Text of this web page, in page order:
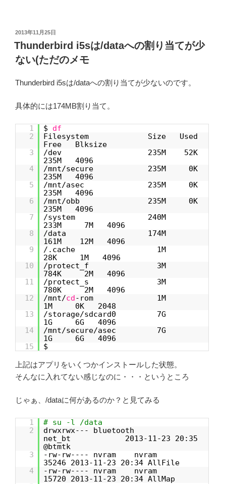
投
稿
日:
2013年11月25日
Thunderbird i5sは/dataへの割り当てが少
ない(ただのメモ
Thunderbird i5sは/dataへの割り当てが少ないのです。
具体的には174MB割り当て。
1 $ df
2
Filesystem Size Used
Free Blksize
3
/dev 235M 52K
235M 4096
4
/mnt/secure 235M 0K
235M 4096
5
/mnt/asec 235M 0K
235M 4096
6
/mnt/obb 235M 0K
235M 4096
7
/system 240M
233M 7M 4096
8
/data 174M
161M 12M 4096
9
/.cache 1M
28K 1M 4096
10
/protect_f 3M
784K 2M 4096
11
/protect_s 3M
780K 2M 4096
12
/mnt/cd-rom 1M
1M 0K 2048
13
/storage/sdcard0 7G
1G 6G 4096
14
/mnt/secure/asec 7G
1G 6G 4096
15
$
上記はアプリをいくつかインストールした状態。
そんなに入れてない感じなのに・・・というところ
じゃぁ、/dataに何があるのか？と見てみる
1
# su -l /data
2
drwxrwx--- bluetooth
net_bt 2013-11-23 20:35
@btmtk
3
-rw-rw---- nvram nvram
35246 2013-11-23 20:34 AllFile
4
-rw-rw---- nvram nvram
15720 2013-11-23 20:34 AllMap